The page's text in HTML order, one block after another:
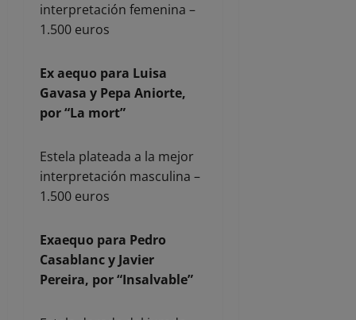
interpretación femenina –
1.500 euros
Ex aequo para Luisa
Gavasa y Pepa Aniorte,
por “La mort”
Estela plateada a la mejor
interpretación masculina –
1.500 euros
Exaequo para Pedro
Casablanc y Javier
Pereira, por “Insalvable”